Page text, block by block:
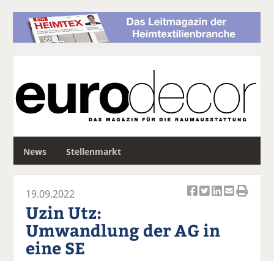
News Stellenmarkt
c
k k k
19.09.2022
Uzin Utz:
Umwandlung der AG in
eine SE